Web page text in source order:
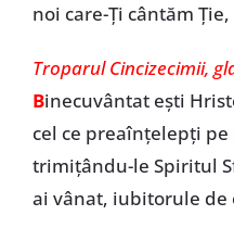
noi care-Ți cântăm
Troparul Cincizecimii,
Binecuvântat ești
cel ce preaînțelepți
trimițându-le Spiritul
ai vânat, iubitorule de